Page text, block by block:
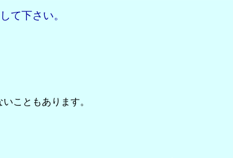
て下さい。
こともあります。